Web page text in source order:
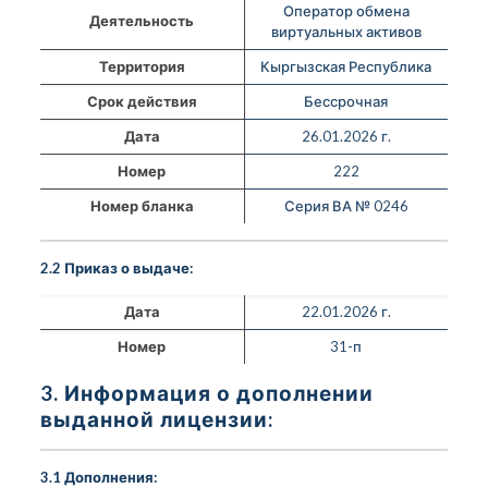
Деятельность
Оператор обмена
виртуальных активов
Территория
Кыргызская Республика
Срок действия
Бессрочная
Дата
26.01.2026 г.
Номер
222
Номер бланка
Серия ВА № 0246
2.2 Приказ о выдаче:
Дата
22.01.2026 г.
Номер
31-п
3. Информация о дополнении
выданной лицензии:
3.1 Дополнения: